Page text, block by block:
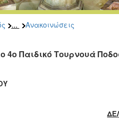
... Ανακοινώσεις
4ο Παιδικό Τουρνουά